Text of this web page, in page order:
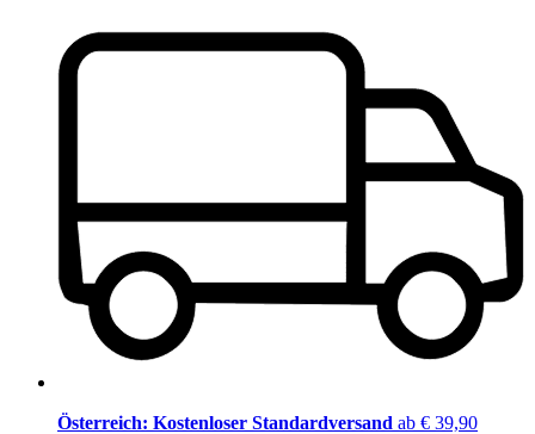
Österreich: Kostenloser Standardversand ab € 39,90